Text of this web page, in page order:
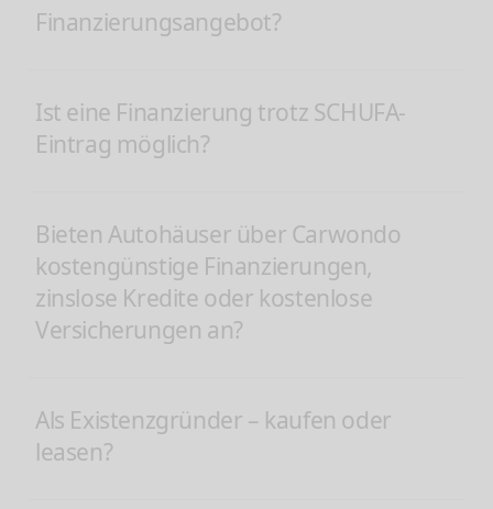
Finanzierungsangebot?
Ist eine Finanzierung trotz SCHUFA-
Eintrag möglich?
Bieten Autohäuser über Carwondo
kostengünstige Finanzierungen,
zinslose Kredite oder kostenlose
Versicherungen an?
Als Existenzgründer – kaufen oder
leasen?